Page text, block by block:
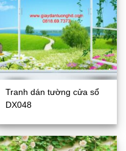
Tranh dán tường cửa sổ
DX048